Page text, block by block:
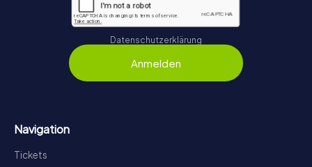
Datenschutzerklärung
Anmelden
Navigation
Tickets